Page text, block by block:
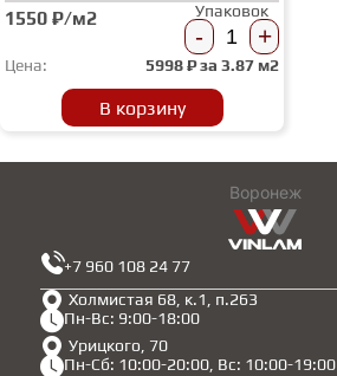
1550 ₽/м2 Упаковок
- +
Цена: 5998₽ за 3.87 м2
В корзину
Воронеж
Холмистая 68, к.1, п.263
Пн-Вс: 9:00-18:00
Урицкого, 70
Пн-Сб: 10:00-20:00, Вс: 10:00-19:00
+7 960 108 24 77